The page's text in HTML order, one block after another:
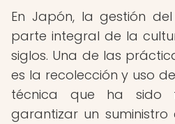
En Japón, la gestión
parte integral de la
siglos. Una de las
es la recolección y uso
técnica que ha sido
garantizar un